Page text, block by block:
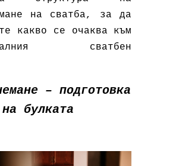
на сватба, за да
какво се очаква към
сватбен
– подготовка
на булката